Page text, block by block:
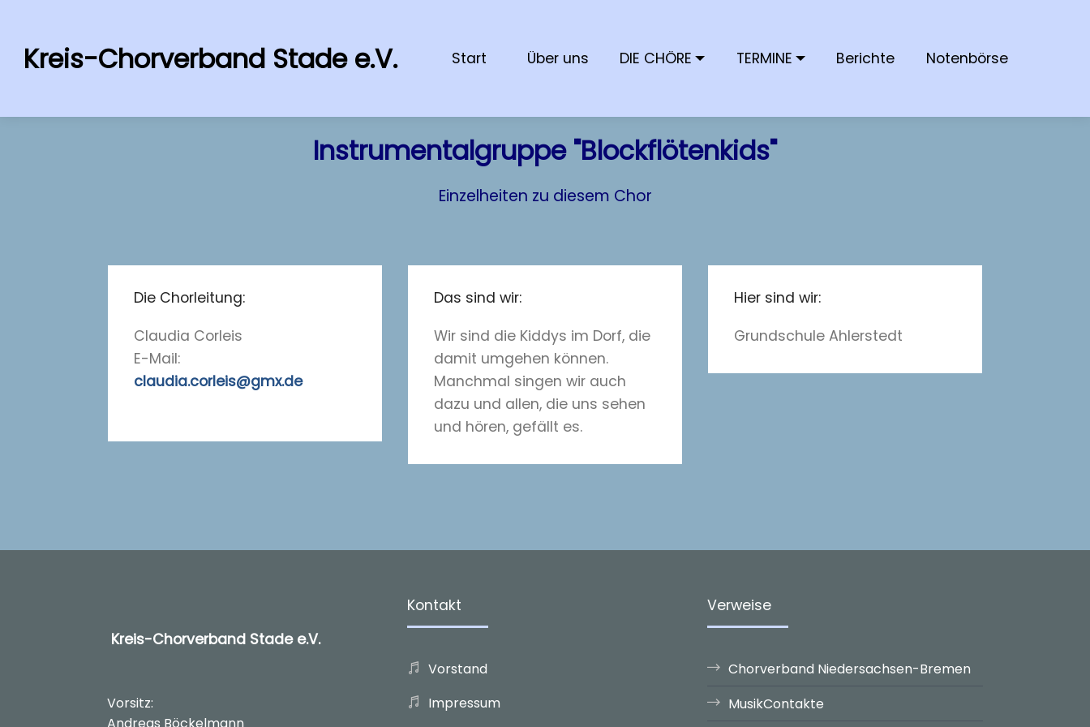
Kreis-Chorverband Stade e.V. Start Über uns DIE CHÖRE TERMINE Berichte Notenbörse
Instrumentalgruppe "Blockflötenkids"
Einzelheiten zu diesem Chor
Die Chorleitung:
Claudia Corleis
E-Mail:
claudia.corleis@gmx.de
Das sind wir:
Wir sind die Kiddys im Dorf, die
damit umgehen können.
Manchmal singen wir auch
dazu und allen, die uns sehen
und hören, gefällt es.
Hier sind wir:
Grundschule Ahlerstedt
Kreis-Chorverband Stade e.V.
Vorsitz:
Kontakt
Vorstand
Impressum
Verweise
Chorverband Niedersachsen-Bremen
MusikContakte